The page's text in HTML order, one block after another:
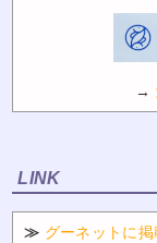
→
LINK
≫ グーネットに掲